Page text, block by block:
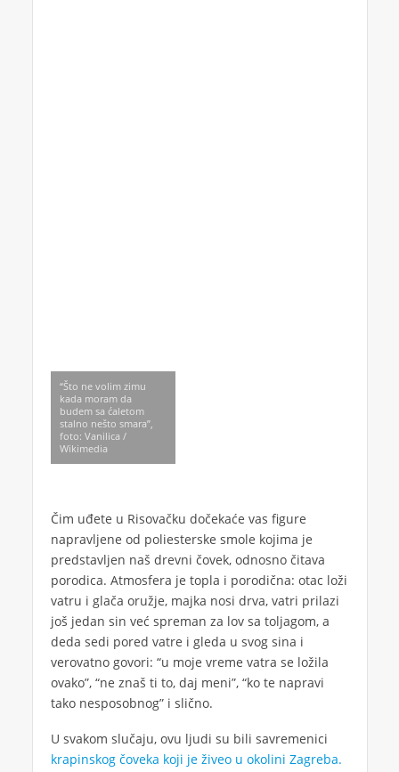
“Što ne volim zimu
kada moram da
budem sa ćaletom
stalno nešto smara”,
foto: Vanilica /
Wikimedia
Čim uđete u Risovačku dočekaće vas figure
napravljene od poliesterske smole kojima je
predstavljen naš drevni čovek, odnosno čitava
porodica. Atmosfera je topla i porodična: otac loži
vatru i glača oružje, majka nosi drva, vatri prilazi
još jedan sin već spreman za lov sa toljagom, a
deda sedi pored vatre i gleda u svog sina i
verovatno govori: “u moje vreme vatra se ložila
ovako”, “ne znaš ti to, daj meni”, “ko te napravi
tako nesposobnog” i slično.
U svakom slučaju, ovu ljudi su bili savremenici
krapinskog čoveka koji je živeo u okolini Zagreba.